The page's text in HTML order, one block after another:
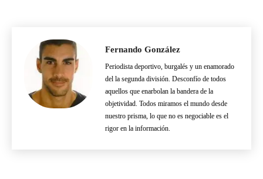
Fernando González
Periodista deportivo, burgalés y un enamorado
del la segunda división. Desconfío de todos
aquellos que enarbolan la bandera de la
objetividad. Todos miramos el mundo desde
nuestro prisma, lo que no es negociable es el
rigor en la información.